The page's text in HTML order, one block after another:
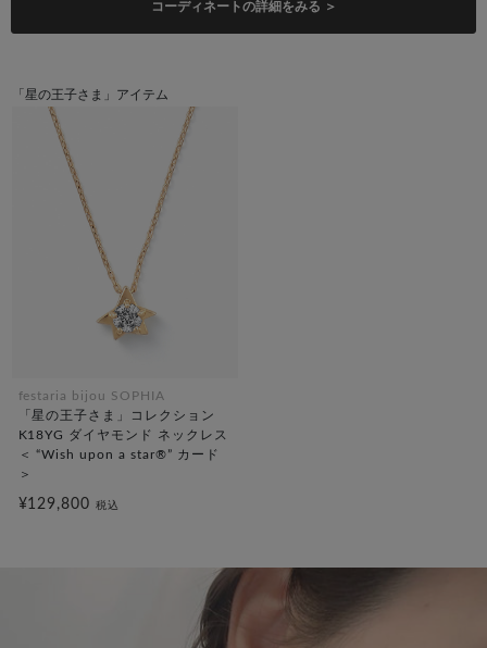
コーディネートの詳細をみる ＞
「星の王子さま」アイテム
festaria bijou SOPHIA
「星の王子さま」コレクション
K18YG ダイヤモンド ネックレス
＜ “Wish upon a star®” カード
＞
¥129,800税込